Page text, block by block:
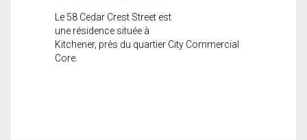
Le 58 Cedar Crest Street est
une résidence située à
Kitchener, près du quartier City Commercial
Core.